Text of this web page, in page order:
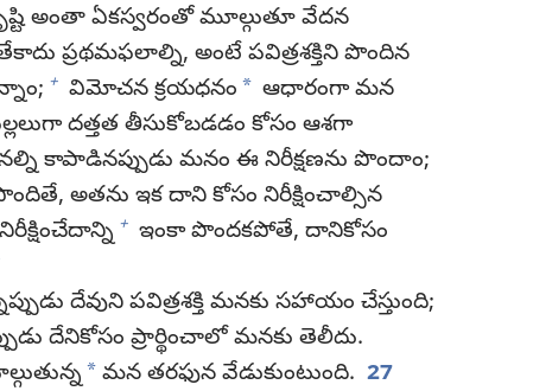
అంతా ఏకస్వరంతో మూల్గుతూ వేదన
ప్రథమఫలాల్ని, అంటే పవిత్రశక్తిని పొందిన
+ విమోచన క్రయధనం * ఆధారంగా మన
దత్తత తీసుకోబడడం కోసం ఆశగా
కాపాడినప్పుడు మనం ఈ నిరీక్షణను పొందాం;
అతను ఇక దాని కోసం నిరీక్షించాల్సిన
+ ఇంకా పొందకపోతే, దానికోసం
దేవుని పవిత్రశక్తి మనకు సహాయం చేస్తుంది;
దేనికోసం ప్రార్థించాలో మనకు తెలీదు.
* మన తరఫున వేడుకుంటుంది. 27